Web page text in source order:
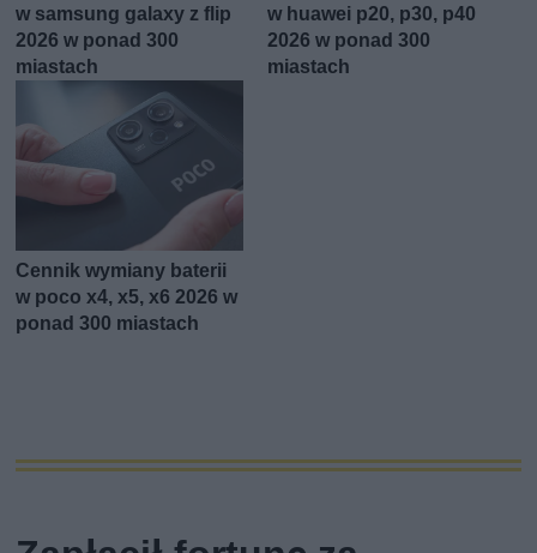
w samsung galaxy z flip
2026 w ponad 300
miastach
w huawei p20, p30, p40
2026 w ponad 300
miastach
Cennik wymiany baterii
w poco x4, x5, x6 2026 w
ponad 300 miastach